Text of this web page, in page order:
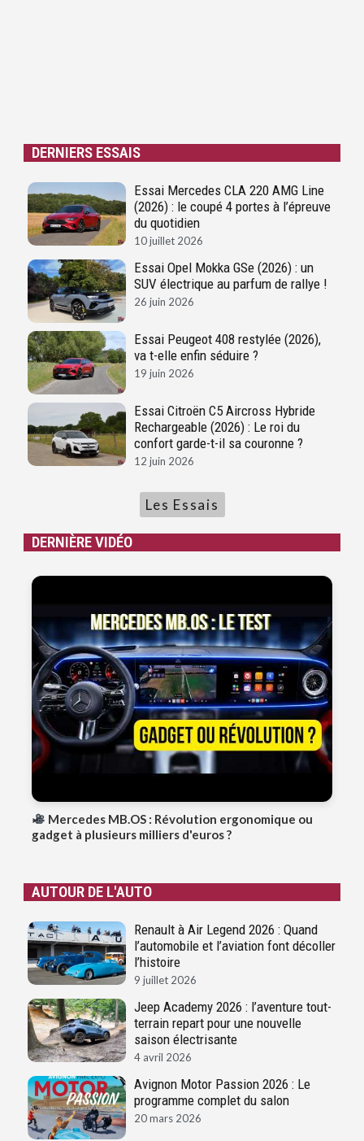
DERNIERS ESSAIS
Essai Mercedes CLA 220 AMG Line
(2026) : le coupé 4 portes à l’épreuve
du quotidien
10 juillet 2026
Essai Opel Mokka GSe (2026) : un
SUV électrique au parfum de rallye !
26 juin 2026
Essai Peugeot 408 restylée (2026),
va t-elle enfin séduire ?
19 juin 2026
Essai Citroën C5 Aircross Hybride
Rechargeable (2026) : Le roi du
confort garde-t-il sa couronne ?
12 juin 2026
Les Essais
DERNIÈRE VIDÉO
Mercedes MB.OS : Révolution ergonomique ou
gadget à plusieurs milliers d'euros ?
AUTOUR DE L'AUTO
Renault à Air Legend 2026 : Quand
l’automobile et l’aviation font décoller
l’histoire
9 juillet 2026
Jeep Academy 2026 : l’aventure tout-
terrain repart pour une nouvelle
saison électrisante
4 avril 2026
Avignon Motor Passion 2026 : Le
programme complet du salon
20 mars 2026